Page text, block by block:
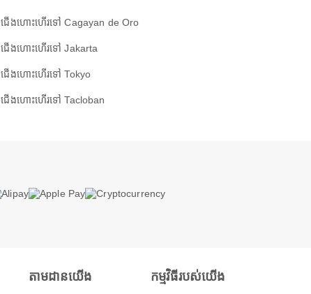
ជើងហោះហើរទៅ Cagayan de Oro
ជើងហោះហើរទៅ Jakarta
ជើងហោះហើរទៅ Tokyo
ជើងហោះហើរទៅ Tacloban
តាមដានយើង កម្មវិធីរបស់យើង